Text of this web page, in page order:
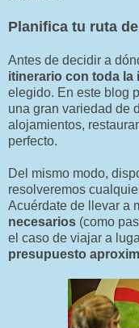
Planifica tu ruta
Antes de decidir a
itinerario con toda la
elegido. En este blog
una gran variedad de
alojamientos,
perfecto.
Del mismo modo,
resolveremos
Acuérdate de llevar a
necesarios (como
el caso de viajar a
presupuesto